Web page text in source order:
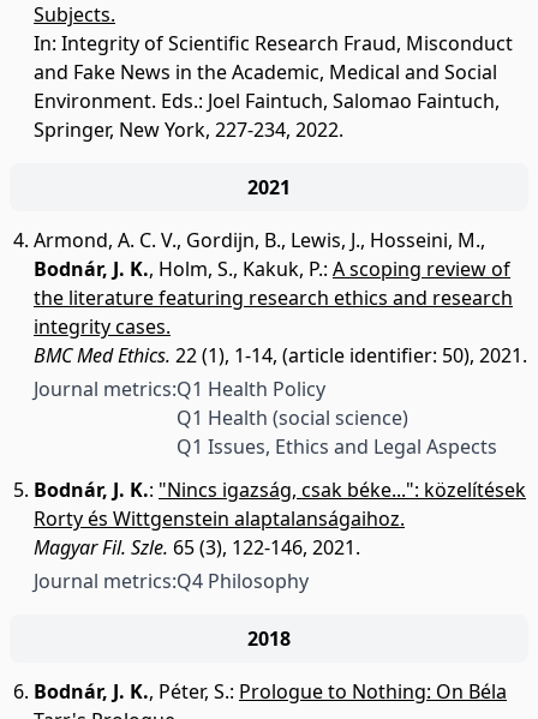
Subjects.
In: Integrity of Scientific Research Fraud, Misconduct
and Fake News in the Academic, Medical and Social
Environment. Eds.: Joel Faintuch, Salomao Faintuch,
Springer, New York, 227-234, 2022.
2021
Armond, A. C. V., Gordijn, B., Lewis, J., Hosseini, M.,
Bodnár, J. K., Holm, S., Kakuk, P.: A scoping review of
the literature featuring research ethics and research
integrity cases.
BMC Med Ethics. 22 (1), 1-14, (article identifier: 50), 2021.
Journal metrics:Q1 Health Policy
Q1 Health (social science)
Q1 Issues, Ethics and Legal Aspects
Bodnár, J. K.: "Nincs igazság, csak béke...": közelítések
Rorty és Wittgenstein alaptalanságaihoz.
Magyar Fil. Szle. 65 (3), 122-146, 2021.
Journal metrics:Q4 Philosophy
2018
Bodnár, J. K., Péter, S.: Prologue to Nothing: On Béla